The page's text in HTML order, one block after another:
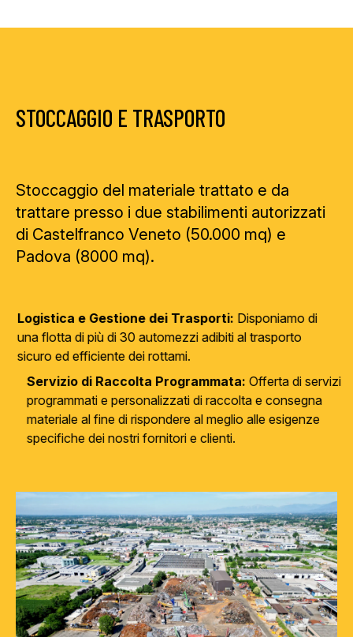
STOCCAGGIO E TRASPORTO
Stoccaggio del materiale trattato e da
trattare presso i due stabilimenti autorizzati
di Castelfranco Veneto (50.000 mq) e
Padova (8000 mq).
Logistica e Gestione dei Trasporti:Disponiamo di
una flotta di più di 30 automezzi adibiti al trasporto
sicuro ed efficiente dei rottami.
Servizio di Raccolta Programmata:Offerta di servizi
programmati e personalizzati di raccolta e consegna
materiale al fine di rispondere al meglio alle esigenze
specifiche dei nostri fornitori e clienti.